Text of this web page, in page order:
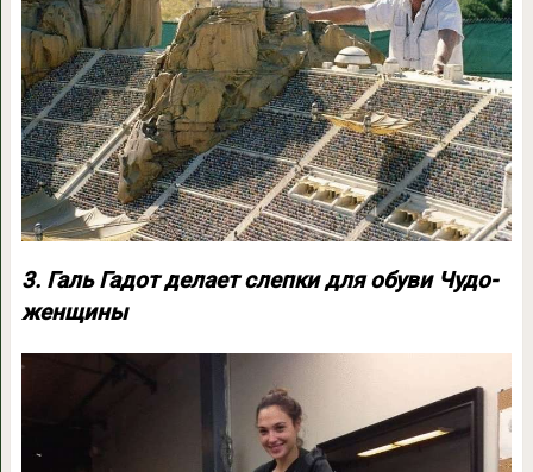
3. Галь Гадот делает слепки для обуви Чудо-
женщины